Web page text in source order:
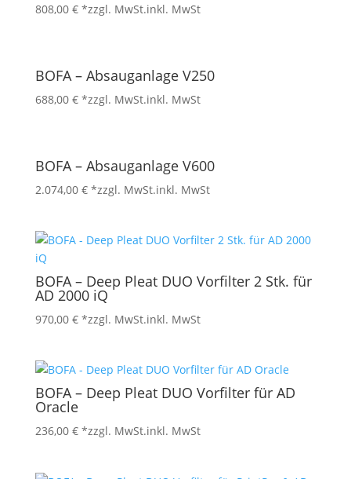
808,00 € *zzgl. MwSt.inkl. MwSt
BOFA – Absauganlage V250
688,00 € *zzgl. MwSt.inkl. MwSt
BOFA – Absauganlage V600
2.074,00 € *zzgl. MwSt.inkl. MwSt
BOFA – Deep Pleat DUO Vorfilter 2 Stk. für
AD 2000 iQ
970,00 € *zzgl. MwSt.inkl. MwSt
BOFA – Deep Pleat DUO Vorfilter für AD
Oracle
236,00 € *zzgl. MwSt.inkl. MwSt